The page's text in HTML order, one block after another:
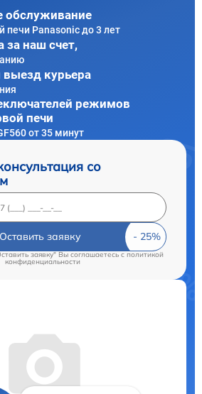
обслуживание
печи Panasonic до 3 лет
за наш счет,
курьера
режимов
печи
от 35 минут
со
Оставить заявку
заявку" Вы соглашаетесь cполитикой
конфиденциальности